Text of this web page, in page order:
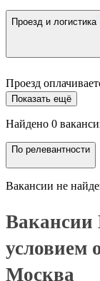
Проезд и логистика
Проезд
Показать ещё
Найдено 0
По релевантности
Вакансии не
условием
Москва